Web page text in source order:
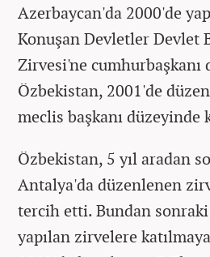
Azerbaycan'da 2000'de
Konuşan Devletler Devlet
Zirvesi'ne cumhurbaşkanı
Özbekistan, 2001'de
meclis başkanı düzeyinde
Özbekistan, 5 yıl aradan
Antalya'da düzenlenen
tercih etti. Bundan
yapılan zirvelere